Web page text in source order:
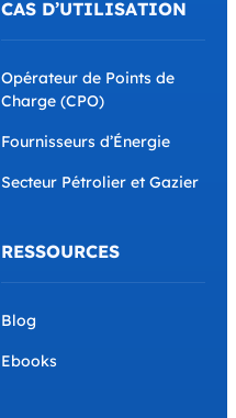
CAS D’UTILISATION
Opérateur de Points de
Charge (CPO)
Fournisseurs d’Énergie
Secteur Pétrolier et Gazier
RESSOURCES
Blog
Ebooks